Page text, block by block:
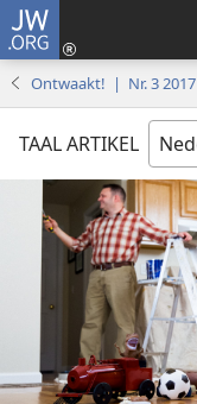
JW.ORG
Ontwaakt! | Nr. 3 2017
TAAL ARTIKEL